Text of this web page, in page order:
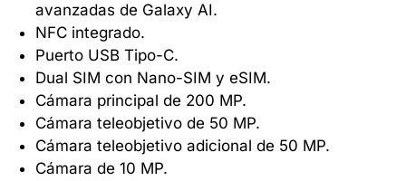
avanzadas de Galaxy AI.
NFC integrado.
Puerto USB Tipo-C.
Dual SIM con Nano-SIM y eSIM.
Cámara principal de 200 MP.
Cámara teleobjetivo de 50 MP.
Cámara teleobjetivo adicional de 50 MP.
Cámara de 10 MP.